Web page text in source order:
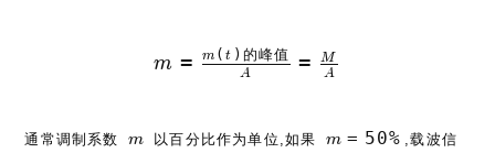
m = {m(t)的峰值 \over
m = A
m (t ) 的峰值 = A
M
通常调制系数 m
m 以百分比作为单位,如果 m=50\%
m = 50% ,载波信